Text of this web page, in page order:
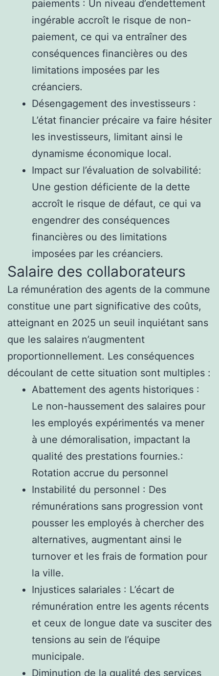
paiements : Un niveau d’endettement
ingérable accroît le risque de non-
paiement, ce qui va entraîner des
conséquences financières ou des
limitations imposées par les
créanciers.
Désengagement des investisseurs :
L’état financier précaire va faire hésiter
les investisseurs, limitant ainsi le
dynamisme économique local.
Impact sur l’évaluation de solvabilité:
Une gestion déficiente de la dette
accroît le risque de défaut, ce qui va
engendrer des conséquences
financières ou des limitations
imposées par les créanciers.
Salaire des collaborateurs
La rémunération des agents de la commune
constitue une part significative des coûts,
atteignant en 2025 un seuil inquiétant sans
que les salaires n’augmentent
proportionnellement. Les conséquences
découlant de cette situation sont multiples :
Abattement des agents historiques :
Le non-haussement des salaires pour
les employés expérimentés va mener
à une démoralisation, impactant la
qualité des prestations fournies.:
Rotation accrue du personnel
Instabilité du personnel : Des
rémunérations sans progression vont
pousser les employés à chercher des
alternatives, augmentant ainsi le
turnover et les frais de formation pour
la ville.
Injustices salariales : L’écart de
rémunération entre les agents récents
et ceux de longue date va susciter des
tensions au sein de l’équipe
municipale.
Diminution de la qualité des services